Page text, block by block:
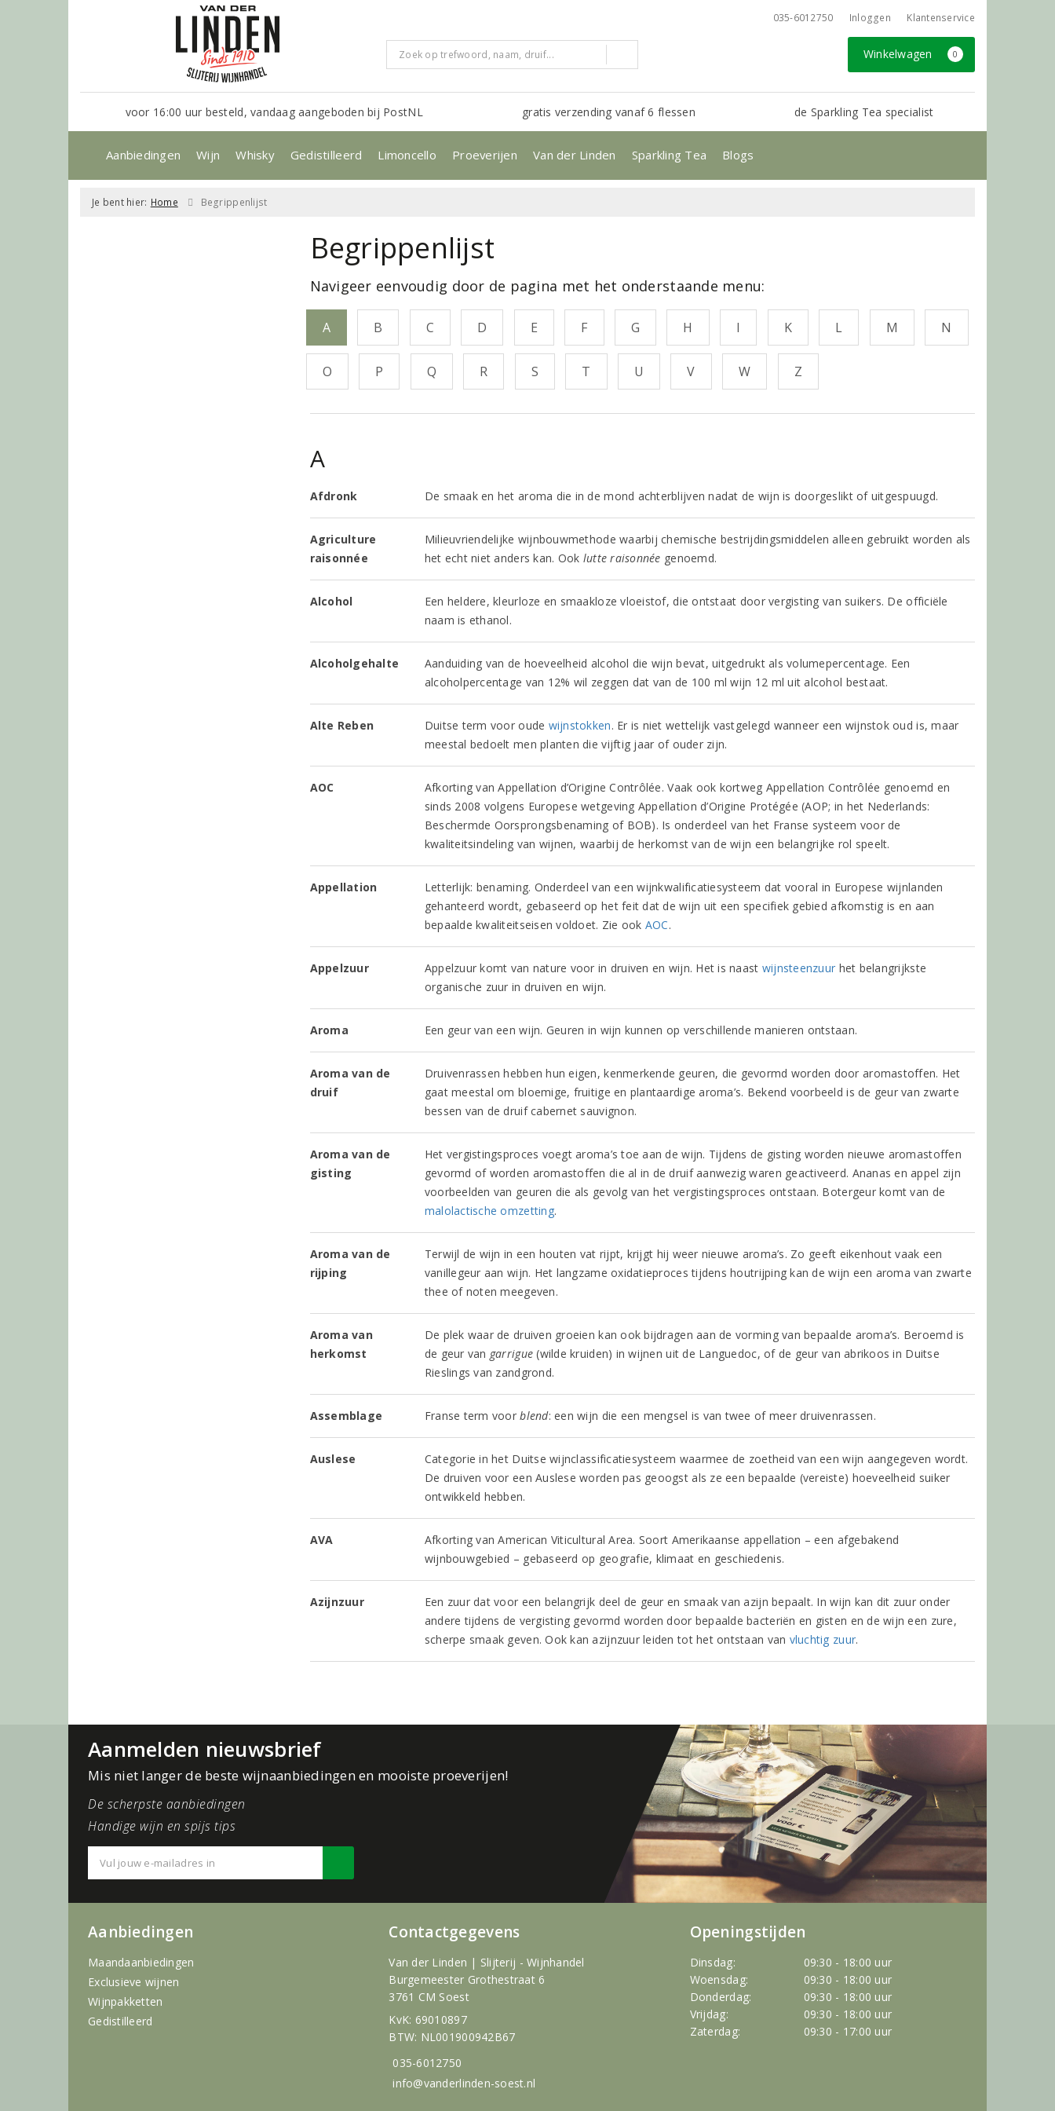
035-6012750 Inloggen Klantenservice
Winkelwagen 0
voor 16:00 uur besteld, vandaag aangeboden bij PostNL gratis verzending vanaf 6 flessen de Sparkling Tea specialist
Aanbiedingen Wijn Whisky Gedistilleerd Limoncello Proeverijen Van der Linden Sparkling Tea Blogs
Je bent hier: Home Begrippenlijst
Begrippenlijst
Navigeer eenvoudig door de pagina met het onderstaande menu:
A B C D E F G H I K L M N
O P Q R S T U V W Z
A
Afdronk De smaak en het aroma die in de mond achterblijven nadat de wijn is doorgeslikt of uitgespuugd.
Agriculture
raisonnée
Milieuvriendelijke wijnbouwmethode waarbij chemische bestrijdingsmiddelen alleen gebruikt worden als
het echt niet anders kan. Ook lutte raisonnée genoemd.
Alcohol
Een heldere, kleurloze en smaakloze vloeistof, die ontstaat door vergisting van suikers. De officiële
naam is ethanol.
Alcoholgehalte
Aanduiding van de hoeveelheid alcohol die wijn bevat, uitgedrukt als volumepercentage. Een
alcoholpercentage van 12% wil zeggen dat van de 100 ml wijn 12 ml uit alcohol bestaat.
Alte Reben Duitse term voor oude wijnstokken. Er is niet wettelijk vastgelegd wanneer een wijnstok oud is, maar
meestal bedoelt men planten die vijftig jaar of ouder zijn.
AOC
Afkorting van Appellation d’Origine Contrôlée. Vaak ook kortweg Appellation Contrôlée genoemd en
sinds 2008 volgens Europese wetgeving Appellation d’Origine Protégée (AOP; in het Nederlands:
Beschermde Oorsprongsbenaming of BOB). Is onderdeel van het Franse systeem voor de
kwaliteitsindeling van wijnen, waarbij de herkomst van de wijn een belangrijke rol speelt.
Appellation
Letterlijk: benaming. Onderdeel van een wijnkwalificatiesysteem dat vooral in Europese wijnlanden
gehanteerd wordt, gebaseerd op het feit dat de wijn uit een specifiek gebied afkomstig is en aan
bepaalde kwaliteitseisen voldoet. Zie ook AOC.
Appelzuur Appelzuur komt van nature voor in druiven en wijn. Het is naast wijnsteenzuur het belangrijkste
organische zuur in druiven en wijn.
Aroma Een geur van een wijn. Geuren in wijn kunnen op verschillende manieren ontstaan.
Aroma van de
druif
Druivenrassen hebben hun eigen, kenmerkende geuren, die gevormd worden door aromastoffen. Het
gaat meestal om bloemige, fruitige en plantaardige aroma’s. Bekend voorbeeld is de geur van zwarte
bessen van de druif cabernet sauvignon.
Aroma van de
gisting
Het vergistingsproces voegt aroma’s toe aan de wijn. Tijdens de gisting worden nieuwe aromastoffen
gevormd of worden aromastoffen die al in de druif aanwezig waren geactiveerd. Ananas en appel zijn
voorbeelden van geuren die als gevolg van het vergistingsproces ontstaan. Botergeur komt van de
malolactische omzetting.
Aroma van de
rijping
Terwijl de wijn in een houten vat rijpt, krijgt hij weer nieuwe aroma’s. Zo geeft eikenhout vaak een
vanillegeur aan wijn. Het langzame oxidatieproces tijdens houtrijping kan de wijn een aroma van zwarte
thee of noten meegeven.
Aroma van
herkomst
De plek waar de druiven groeien kan ook bijdragen aan de vorming van bepaalde aroma’s. Beroemd is
de geur van garrigue (wilde kruiden) in wijnen uit de Languedoc, of de geur van abrikoos in Duitse
Rieslings van zandgrond.
Assemblage Franse term voorblend: een wijn die een mengsel is van twee of meer druivenrassen.
Auslese
Categorie in het Duitse wijnclassificatiesysteem waarmee de zoetheid van een wijn aangegeven wordt.
De druiven voor een Auslese worden pas geoogst als ze een bepaalde (vereiste) hoeveelheid suiker
ontwikkeld hebben.
AVA
Afkorting van American Viticultural Area. Soort Amerikaanse appellation – een afgebakend
wijnbouwgebied – gebaseerd op geografie, klimaat en geschiedenis.
Azijnzuur
Een zuur dat voor een belangrijk deel de geur en smaak van azijn bepaalt. In wijn kan dit zuur onder
andere tijdens de vergisting gevormd worden door bepaalde bacteriën en gisten en de wijn een zure,
scherpe smaak geven. Ook kan azijnzuur leiden tot het ontstaan van vluchtig zuur.
Aanmelden nieuwsbrief
Mis niet langer de beste wijnaanbiedingen en mooiste proeverijen!
De scherpste aanbiedingen
Handige wijn en spijs tips
Aanbiedingen
Maandaanbiedingen
Exclusieve wijnen
Wijnpakketten
Gedistilleerd
Contactgegevens
Van der Linden | Slijterij - Wijnhandel
Burgemeester Grothestraat 6
3761 CM Soest
KvK: 69010897
BTW: NL001900942B67
035-6012750
info@vanderlinden-soest.nl
Openingstijden
Dinsdag:
09:30 - 18:00 uur
Woensdag:
09:30 - 18:00 uur
Donderdag:
09:30 - 18:00 uur
Vrijdag:
09:30 - 18:00 uur
Zaterdag:
09:30 - 17:00 uur